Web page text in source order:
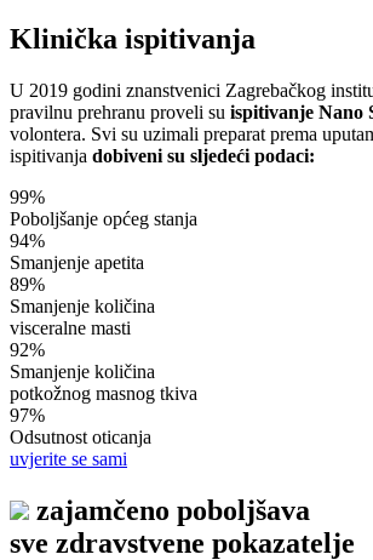
Klinička ispitivanja
U 2019 godini znanstvenici Zagrebačkog
pravilnu prehranu proveli su ispitivanje Nano
volontera. Svi su uzimali preparat prema
ispitivanja dobiveni su sljedeći podaci:
99%
Poboljšanje općeg stanja
94%
Smanjenje apetita
89%
Smanjenje količina
visceralne masti
92%
Smanjenje količina
potkožnog masnog tkiva
97%
Odsutnost oticanja
uvjerite se sami
zajamčeno poboljšava
sve zdravstvene pokazatelje